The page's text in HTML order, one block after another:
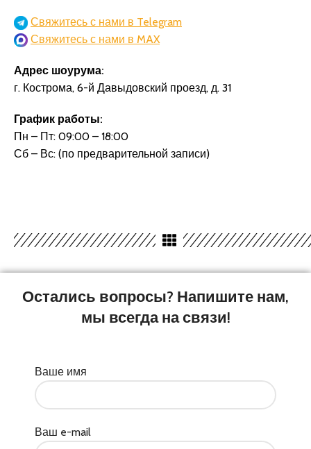
Свяжитесь с нами в Telegram
Свяжитесь с нами в MAX
Адрес шоурума:
г. Кострома, 6-й Давыдовский проезд, д. 31
График работы:
Пн – Пт: 09:00 – 18:00
Сб – Вс: (по предварительной записи)
Остались вопросы? Напишите нам,
мы всегда на связи!
Ваше имя
Ваш e-mail